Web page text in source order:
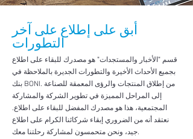
أبق على إطلاع على آخر
التطورات
قسم "الأخبار والمستجدات" هو مصدرك للبقاء على اطلاع
بجميع الأحداث الأخيرة والتطورات الجديرة بالملاحظة في
بنك BONI. من إطلاق المنتجات والرؤى المعمقة للصناعة
إلى المراحل المميزة في تطوير الشركة والمشاركة
المجتمعية، هذا هو مصدرك المفضل للبقاء على اطلاع.
نعتقد أنه من الضروري إبقاء شركائنا الكرام على اطلاع
جيد، ونحن متحمسون لمشاركة رحلتنا معك.